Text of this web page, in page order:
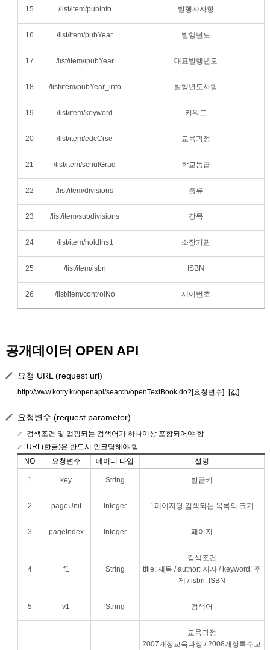
15 /list/item/pubInfo 발행자사항
16 /list/item/pubYear 발행년도
17 /list/item/ipubYear 대표발행년도
18 /list/item/pubYear_info 발행년도사항
19 /list/item/keyword 키워드
20 /list/item/edcCrse 교육과정
21 /list/item/schulGrad 학교등급
22 /list/item/divisions 총류
23 /list/item/subdivisions 강목
24 /list/item/holdInstt 소장기관
25 /list/item/isbn ISBN
26 /list/item/controlNo 제어번호
공개데이터 OPEN API
요청 URL (request url)
http://www.kotry.kr/openapi/search/openTextBook.do?[요청변수]=[값]
요청변수 (request parameter)
검색조건 및 맵핑되는 검색어가 하나이상 포함되어야 함
URL(한글)은 반드시 인코딩해야 함
NO
요청변수 데이터 타입 설명
1 key String 발급키
2 pageUnit Integer 1페이지당 검색되는 목록의 크기
3 pageIndex Integer 페이지
4 f1 String
검색조건
title: 제목 / author: 저자 / keyword: 주
제 / isbn: ISBN
5 v1 String 검색어
교육과정
2007개정교육과정 / 2008개정특수교